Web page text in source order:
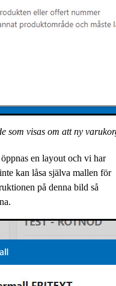
som visas om att ny
en layout och vi har
kan låsa själva mallen för
på denna bild så